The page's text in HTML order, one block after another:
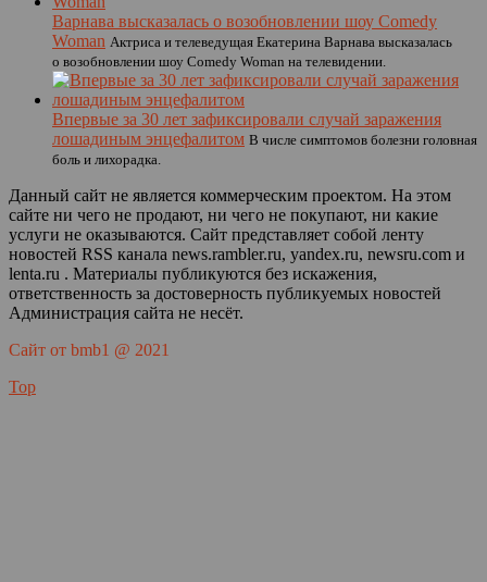
Варнава высказалась о возобновлении шоу Comedy
Woman Актриса и телеведущая Екатерина Варнава высказалась
о возобновлении шоу Comedy Woman на телевидении.
Впервые за 30 лет зафиксировали случай заражения
лошадиным энцефалитом В числе симптомов болезни головная
боль и лихорадка.
Данный сайт не является коммерческим проектом. На этом
сайте ни чего не продают, ни чего не покупают, ни какие
услуги не оказываются. Сайт представляет собой ленту
новостей RSS канала news.rambler.ru, yandex.ru, newsru.com и
lenta.ru . Материалы публикуются без искажения,
ответственность за достоверность публикуемых новостей
Администрация сайта не несёт.
Сайт от bmb1 @ 2021
Top